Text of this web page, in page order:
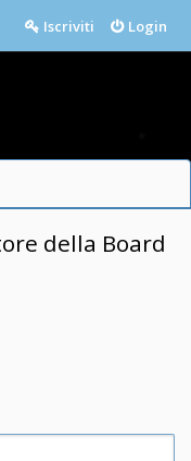
Login
Iscriviti
della Board